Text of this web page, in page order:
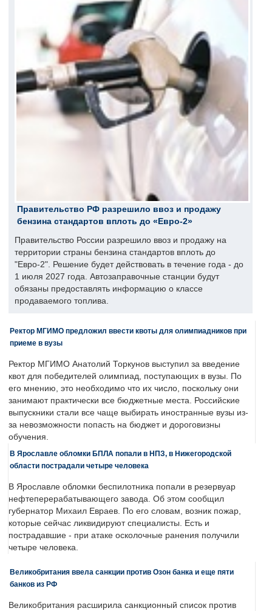
Правительство РФ разрешило ввоз и продажу
бензина стандартов вплоть до «Евро-2»
Правительство России разрешило ввоз и продажу на
территории страны бензина стандартов вплоть до
"Евро-2". Решение будет действовать в течение года - до
1 июля 2027 года. Автозаправочные станции будут
обязаны предоставлять информацию о классе
продаваемого топлива.
Ректор МГИМО предложил ввести квоты для олимпиадников при
приеме в вузы
Ректор МГИМО Анатолий Торкунов выступил за введение
квот для победителей олимпиад, поступающих в вузы. По
его мнению, это необходимо что их число, поскольку они
занимают практически все бюджетные места. Российские
выпускники стали все чаще выбирать иностранные вузы из-
за невозможности попасть на бюджет и дороговизны
обучения.
В Ярославле обломки БПЛА попали в НПЗ, в Нижегородской
области пострадали четыре человека
В Ярославле обломки беспилотника попали в резервуар
нефтеперерабатывающего завода. Об этом сообщил
губернатор Михаил Евраев. По его словам, возник пожар,
которые сейчас ликвидируют специалисты. Есть и
пострадавшие - при атаке осколочные ранения получили
четыре человека.
Великобритания ввела санкции против Озон банка и еще пяти
банков из РФ
Великобритания расширила санкционный список против